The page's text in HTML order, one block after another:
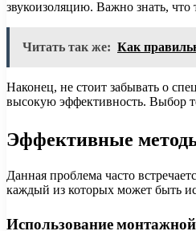
звукоизоляцию. Важно знать, что
Читать так же: Как
Наконец, не стоит забывать о
высокую эффективность. Выбор
Эффективные
Данная проблема часто
каждый из которых может быть
Использование